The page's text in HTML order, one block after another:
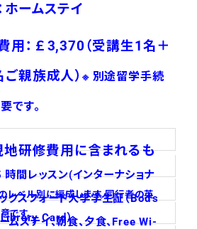
ホームステイ
用：￡3,370（受講生1名＋
親族成人）※ 別途留学手続
です。
修費用に含まれるも
スン(インターナショナ
レベル別に編成します。同行者の英
です。
ォード大学学生証（Bod’s
Card）
イ、朝食、夕食、Free Wi-